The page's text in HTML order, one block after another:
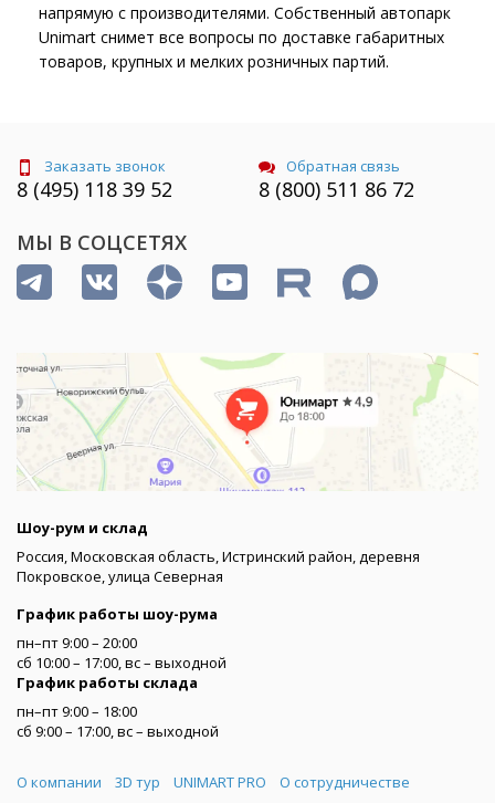
напрямую с производителями. Собственный автопарк
Unimart снимет все вопросы по доставке габаритных
товаров, крупных и мелких розничных партий.
Заказать звонок
8 (495) 118 39 52
Обратная связь
8 (800) 511 86 72
МЫ В СОЦСЕТЯХ
Шоу-рум и склад
Россия, Московская область, Истринский район, деревня
Покровское, улица Северная
График работы шоу-рума
пн–пт 9:00 – 20:00
сб 10:00 – 17:00, вс – выходной
График работы склада
пн–пт 9:00 – 18:00
сб 9:00 – 17:00, вс – выходной
Меню
О компании 3D тур UNIMART PRO О сотрудничестве